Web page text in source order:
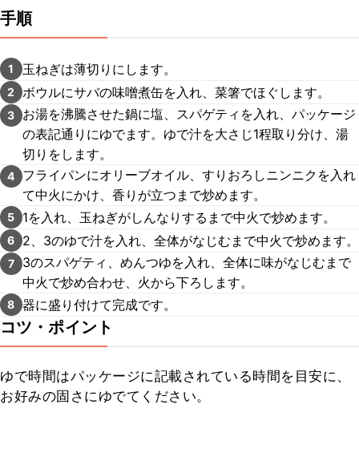
手順
1 玉ねぎは薄切りにします。
2 ボウルにサバの味噌煮缶を入れ、菜箸でほぐします。
3
お湯を沸騰させた鍋に塩、スパゲティを入れ、パッケージ
の表記通りにゆでます。ゆで汁を大さじ1程取り分け、湯
切りをします。
4
フライパンにオリーブオイル、すりおろしニンニクを入れ
て中火にかけ、香りが立つまで炒めます。
5 1を入れ、玉ねぎがしんなりするまで中火で炒めます。
6 2、3のゆで汁を入れ、全体がなじむまで中火で炒めます。
7
3のスパゲティ、めんつゆを入れ、全体に味がなじむまで
中火で炒め合わせ、火から下ろします。
8 器に盛り付けて完成です。
コツ・ポイント
ゆで時間はパッケージに記載されている時間を目安に、
お好みの固さにゆでてください。